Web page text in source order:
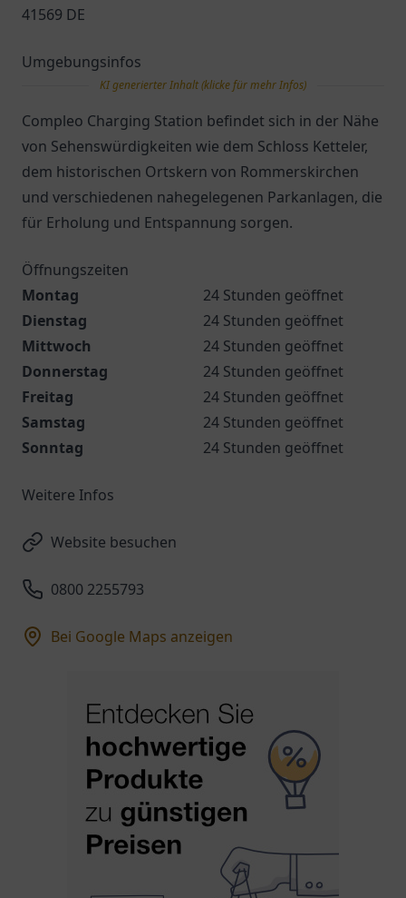
41569 DE
Umgebungsinfos
KI generierter Inhalt (klicke für mehr Infos)
Compleo Charging Station befindet sich in der Nähe
von Sehenswürdigkeiten wie dem Schloss Ketteler,
dem historischen Ortskern von Rommerskirchen
und verschiedenen nahegelegenen Parkanlagen, die
für Erholung und Entspannung sorgen.
Öffnungszeiten
Montag
24 Stunden geöffnet
Dienstag
24 Stunden geöffnet
Mittwoch
24 Stunden geöffnet
Donnerstag
24 Stunden geöffnet
Freitag
24 Stunden geöffnet
Samstag
24 Stunden geöffnet
Sonntag
24 Stunden geöffnet
Weitere Infos
Website besuchen
0800 2255793
Bei Google Maps anzeigen